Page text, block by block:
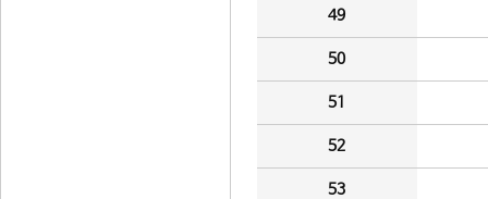
49
50
51
52
53